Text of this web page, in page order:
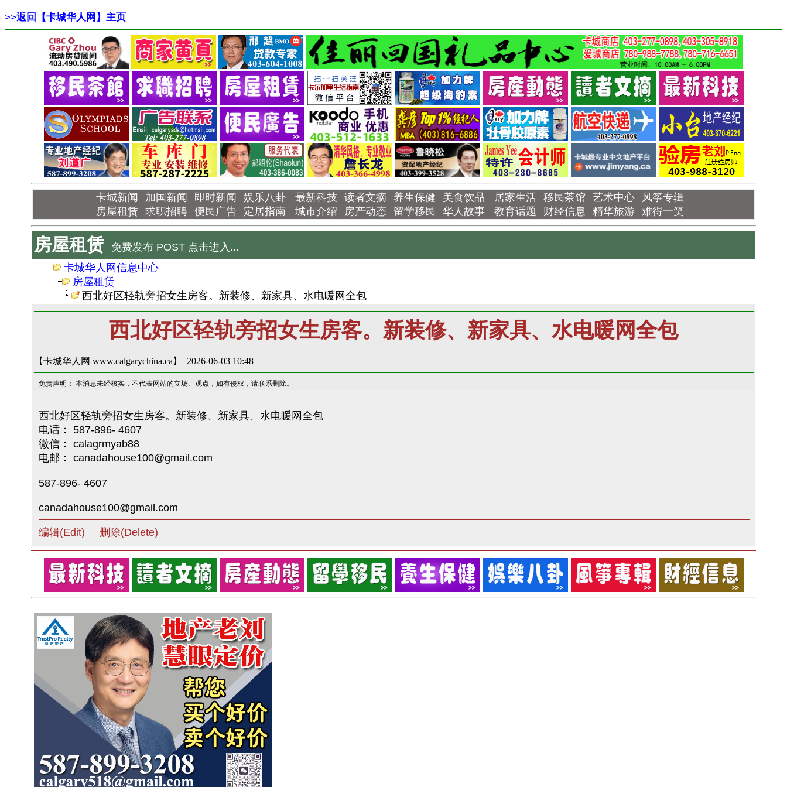
>>返回【卡城华人网】主页
卡城新闻 加国新闻 即时新闻 娱乐八卦 最新科技 读者文摘 养生保健 美食饮品 居家生活 移民茶馆 艺术中心
风筝专辑
房屋租赁 求职招聘 便民广告 定居指南 城市介绍 房产动态 留学移民 华人故事 教育话题 财经信息 精华旅游 难得一笑
房屋租赁
免费发布 POST 点击进入...
卡城华人网信息中心
房屋租赁
西北好区轻轨旁招女生房客。新装修、新家具、水电暖网全包
西北好区轻轨旁招女生房客。新装修、新家具、水电暖网全包
【卡城华人网 www.calgarychina.ca】 2026-06-03 10:48
免责声明： 本消息未经核实，不代表网站的立场、观点，如有侵权，请联系删除。
西北好区轻轨旁招女生房客。新装修、新家具、水电暖网全包
电话： 587-896- 4607
微信： calagrmyab88
电邮： canadahouse100@gmail.com
587-896- 4607
canadahouse100@gmail.com
编辑(Edit) 删除(Delete)